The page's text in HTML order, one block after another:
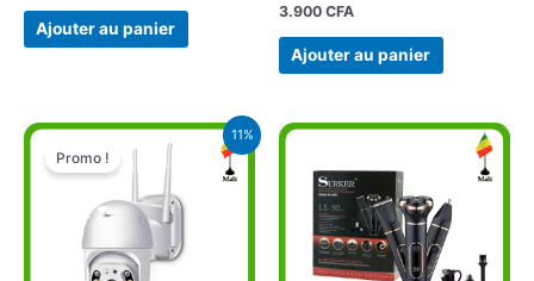
Ajouter au panier
3.900 CFA
Ajouter au panier
11%
Promo !
Le
prix
initial
36.900 CFA.
Le
prix
actuel
est :